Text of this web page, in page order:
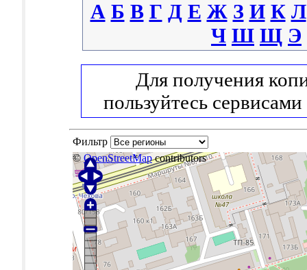
А Б В Г Д Е Ж З И К Л
Ч Ш Щ Э
Для получения
пользуйтесь сервисами
Фильтр
©OpenStreetMapcontributors